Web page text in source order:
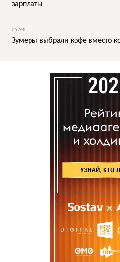
зарплаты
06 АВГ
Зумеры выбрали кофе вместо